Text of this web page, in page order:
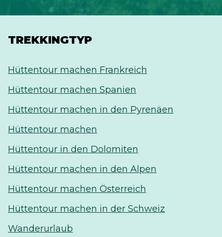
TREKKINGTYP
Hüttentour machen Frankreich
Hüttentour machen Spanien
Hüttentour machen in den Pyrenäen
Hüttentour machen
Hüttentour in den Dolomiten
Hüttentour machen in den Alpen
Hüttentour machen Österreich
Hüttentour machen in der Schweiz
Wanderurlaub